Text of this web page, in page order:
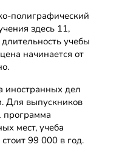
полиграфический
здесь 11,
учебы
начинается от
иностранных дел
Для выпускников
программа
мест, учеба
99 000 в год.